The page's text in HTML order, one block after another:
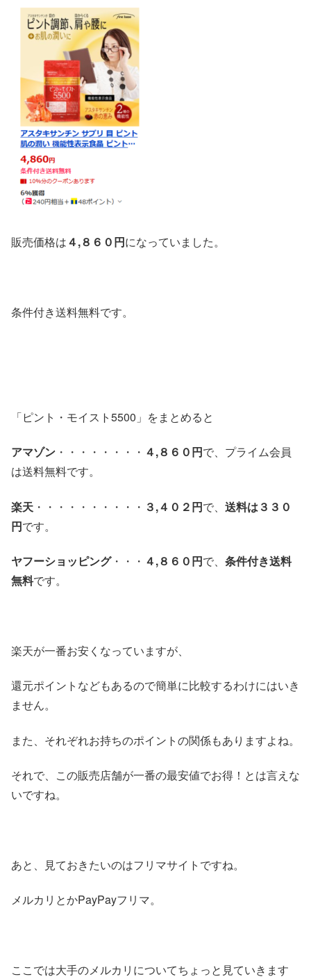
販売価格は４,８６０円になっていました。
条件付き送料無料です。
「ピント・モイスト5500」をまとめると
アマゾン ・・・・・・・・ ４,８６０円で、プライム会員
は送料無料です。
楽天 ・・・・・・・・・・ ３,４０２円で、 送料は３３０
円です。
ヤフーショッピング・・・ ４,８６０円で、 条件付き送料
無料です。
楽天が一番お安くなっていますが、
還元ポイントなどもあるので簡単に比較するわけにはいき
ません。
また、それぞれお持ちのポイントの関係もありますよね。
それで、この販売店舗が一番の最安値でお得！とは言えな
いですね。
あと、見ておきたいのはフリマサイトですね。
メルカリとかPayPayフリマ。
ここでは大手のメルカリについてちょっと見ていきます